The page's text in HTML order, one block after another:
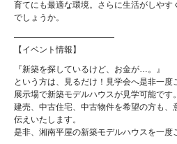
育てにも最適な環境。さらに生活がしや
でしょうか。
————————————
【イベント情報】
『新築を探しているけど、お金が…。』
という方は、見るだけ！見学会へ是非一度
展示場で新築モデルハウスが見学可能です。
建売、中古住宅、中古物件を希望の方も、
伝えいたします。
是非、湘南平屋の新築モデルハウスを一度